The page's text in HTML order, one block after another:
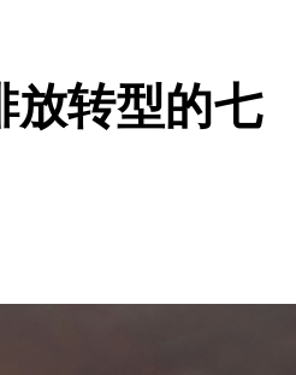
放转型的七